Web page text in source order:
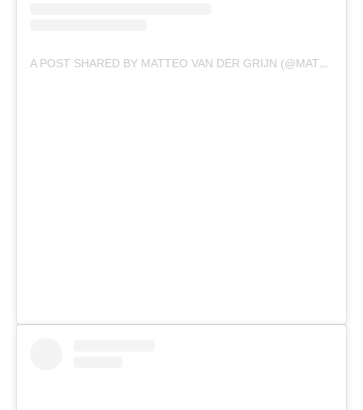
A POST SHARED BY MATTEO VAN DER GRIJN (@MATTEOVDGRIJN)